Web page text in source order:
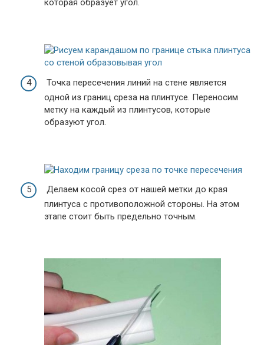
которая образует угол.
Точка пересечения линий на стене является
одной из границ среза на плинтусе. Переносим
метку на каждый из плинтусов, которые
образуют угол.
Делаем косой срез от нашей метки до края
плинтуса с противоположной стороны. На этом
этапе стоит быть предельно точным.